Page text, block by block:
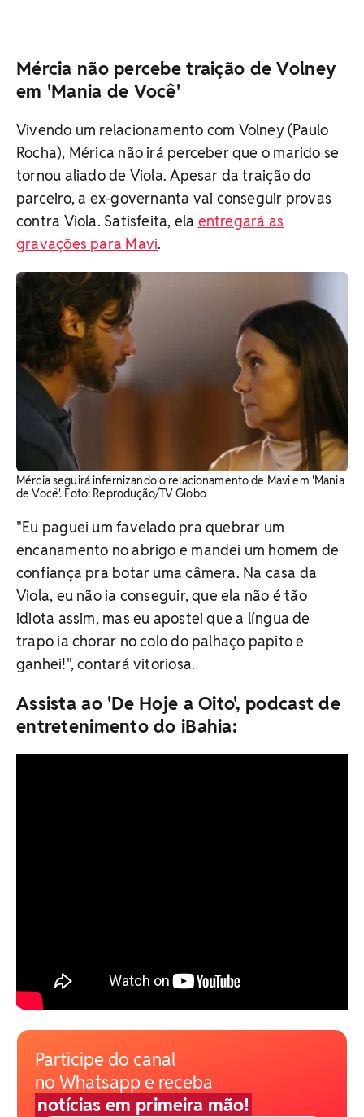
Mércia não percebe traição de Volney
em 'Mania de Você'
Vivendo um relacionamento com Volney (Paulo
Rocha), Mérica não irá perceber que o marido se
tornou aliado de Viola. Apesar da traição do
parceiro, a ex-governanta vai conseguir provas
contra Viola. Satisfeita, ela entregará as
gravações para Mavi.
Mércia seguirá infernizando o relacionamento de Mavi em 'Mania
de Você'. Foto: Reprodução/TV Globo
"Eu paguei um favelado pra quebrar um
encanamento no abrigo e mandei um homem de
confiança pra botar uma câmera. Na casa da
Viola, eu não ia conseguir, que ela não é tão
idiota assim, mas eu apostei que a língua de
trapo ia chorar no colo do palhaço papito e
ganhei!", contará vitoriosa.
Assista ao 'De Hoje a Oito', podcast de
entretenimento do iBahia:
Participe do canal
no Whatsapp e receba
notícias em primeira mão!